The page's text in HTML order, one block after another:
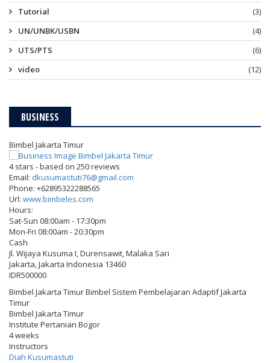
Tutorial
(3)
UN/UNBK/USBN
(4)
UTS/PTS
(6)
video
(12)
BUSINESS
Bimbel Jakarta Timur
4stars - based on 250reviews
Email: dkusumastuti76@gmail.com
Phone: +62895322288565
Url: www.bimbeles.com
Hours:
Sat-Sun 08:00am - 17:30pm
Mon-Fri 08:00am - 20:30pm
Cash
Jl. Wijaya Kusuma I, Durensawit, Malaka Sari
Jakarta,Jakarta Indonesia 13460
IDR500000
Bimbel Jakarta Timur Bimbel Sistem Pembelajaran Adaptif Jakarta
Timur
Bimbel Jakarta Timur
Institute Pertanian Bogor
4 weeks
Instructors
Diah Kusumastuti